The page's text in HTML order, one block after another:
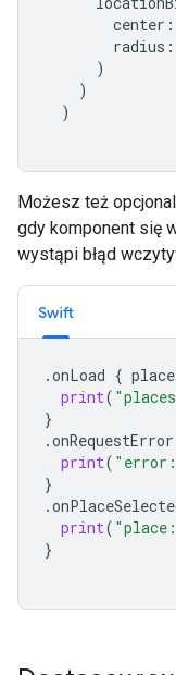
center :
radius :
)
)
)
Możesz też
gdy komponent się
wystąpi błąd
Swift
.onLoad {
print(
}
.onRequestError
print( "error:
}
.
print( "place:
}